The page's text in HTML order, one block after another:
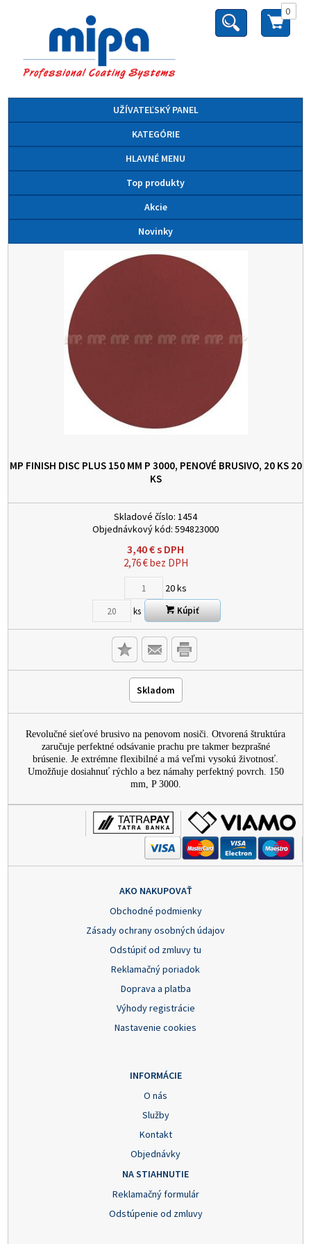
0
UŽÍVATEĽSKÝ PANEL
KATEGÓRIE
HLAVNÉ MENU
Top produkty
Akcie
Novinky
MP FINISH DISC PLUS 150 MM P 3000, PENOVÉ BRUSIVO, 20 KS 20
KS
Skladové číslo: 1454
Objednávkový kód: 594823000
3,40€s DPH
2,76€bez DPH
20ks
ks Kúpiť
Skladom
Revolučné sieťové brusivo na penovom nosiči. Otvorená štruktúra
zaručuje perfektné odsávanie prachu pre takmer bezprašné
brúsenie. Je extrémne flexibilné a má veľmi vysokú životnosť.
Umožňuje dosiahnuť rýchlo a bez námahy perfektný povrch. 150
mm, P 3000.
AKO NAKUPOVAŤ
Obchodné podmienky
Zásady ochrany osobných údajov
Odstúpiť od zmluvy tu
Reklamačný poriadok
Doprava a platba
Výhody registrácie
Nastavenie cookies
INFORMÁCIE
O nás
Služby
Kontakt
Objednávky
NA STIAHNUTIE
Reklamačný formulár
Odstúpenie od zmluvy